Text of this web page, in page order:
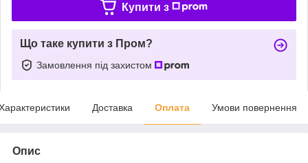
Купити з
Що таке купити з Пром?
Замовлення під захистом
Доставка Оплата Умови повернення
Опис